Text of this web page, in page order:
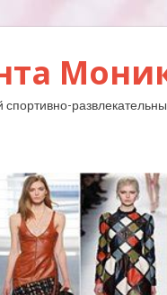
спортивно-